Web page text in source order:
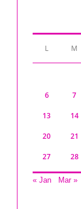
L M
6 7
13 14
20 21
27 28
« Jan Mar »